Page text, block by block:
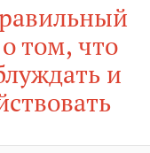
том, что
и